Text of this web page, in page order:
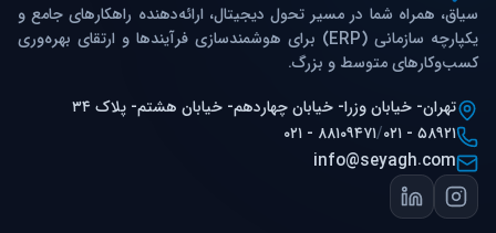
سیاق، همراه شما در مسیر تحول دیجیتال، ارائه‌دهنده راهکارهای جامع و
یکپارچه سازمانی (ERP) برای هوشمندسازی فرآیندها و ارتقای بهره‌وری
کسب‌وکارهای متوسط و بزرگ.
تهران- خیابان وزرا- خیابان چهاردهم- خیابان هشتم- پلاک ۳۴
۰۲۱ - ۸۸۱۰۹۴۷۱/۰۲۱ - ۵۸۹۲۱
info@seyagh.com